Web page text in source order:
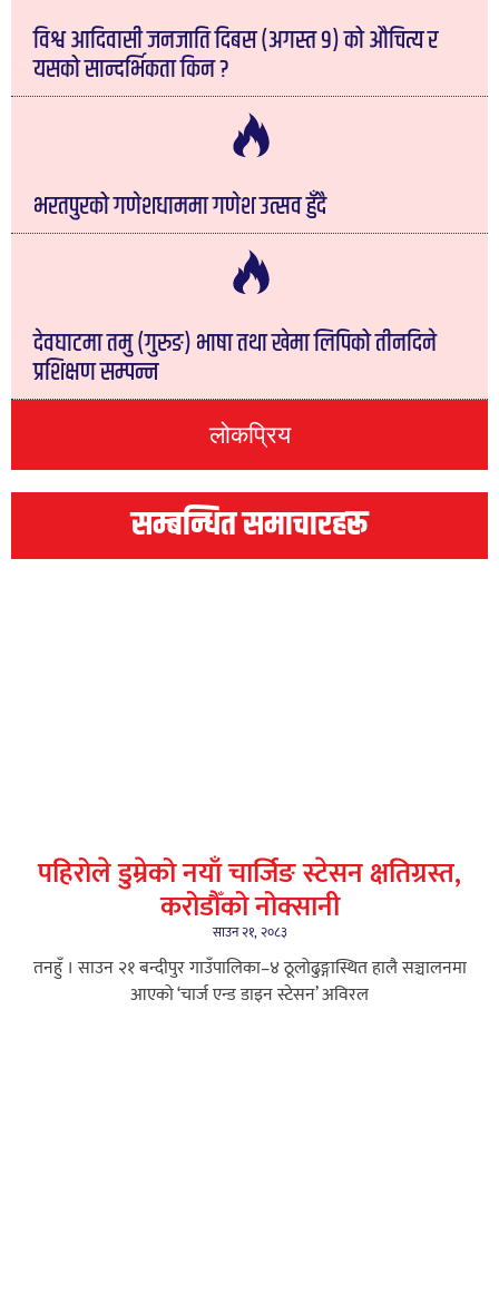
लोकप्रिय
विश्व आदिवासी जनजाति दिबस (अगस्त ९) को औचित्य र
यसको सान्दर्भिकता किन ?
भरतपुरको गणेशधाममा गणेश उत्सव हुँदै
देवघाटमा तमु (गुरुङ) भाषा तथा खेमा लिपिको तीनदिने
प्रशिक्षण सम्पन्न
सम्बन्धित समाचारहरू
पहिरोले डुम्रेको नयाँ चार्जिङ स्टेसन क्षतिग्रस्त,
करोडौँको नोक्सानी
साउन २१, २०८३
तनहुँ । साउन २१ बन्दीपुर गाउँपालिका–४ ठूलोढुङ्गास्थित हालै सञ्चालनमा
आएको ‘चार्ज एन्ड डाइन स्टेसन’ अविरल